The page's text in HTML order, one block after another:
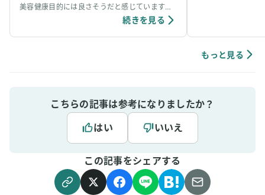
美容健康目的には良さそうだと感じています。
個人の感想ではありますが、吸入中は、脳波が
続きを見る
もっと見る
こちらの記事は参考になりましたか？
はい
いいえ
この記事をシェアする